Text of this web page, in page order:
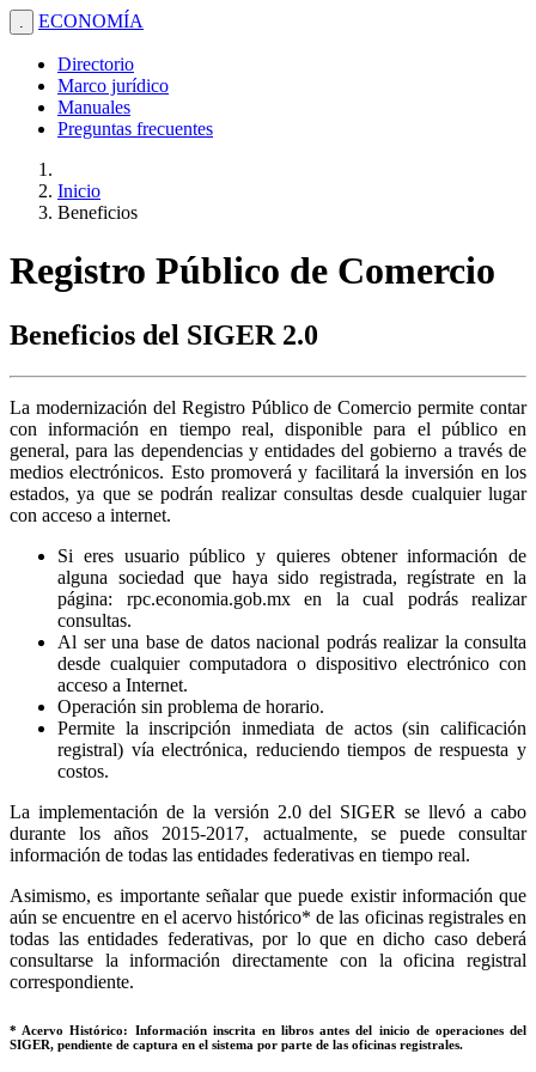
. ECONOMÍA
Directorio
Marco jurídico
Manuales
Preguntas frecuentes
Inicio
Beneficios
Registro Público de Comercio
Beneficios del SIGER 2.0
La modernización del Registro Público de Comercio permite contar
con información en tiempo real, disponible para el público en
general, para las dependencias y entidades del gobierno a través de
medios electrónicos. Esto promoverá y facilitará la inversión en los
estados, ya que se podrán realizar consultas desde cualquier lugar
con acceso a internet.
Si eres usuario público y quieres obtener información de
alguna sociedad que haya sido registrada, regístrate en la
página: rpc.economia.gob.mx en la cual podrás realizar
consultas.
Al ser una base de datos nacional podrás realizar la consulta
desde cualquier computadora o dispositivo electrónico con
acceso a Internet.
Operación sin problema de horario.
Permite la inscripción inmediata de actos (sin calificación
registral) vía electrónica, reduciendo tiempos de respuesta y
costos.
La implementación de la versión 2.0 del SIGER se llevó a cabo
durante los años 2015-2017, actualmente, se puede consultar
información de todas las entidades federativas en tiempo real.
Asimismo, es importante señalar que puede existir información que
aún se encuentre en el acervo histórico* de las oficinas registrales en
todas las entidades federativas, por lo que en dicho caso deberá
consultarse la información directamente con la oficina registral
correspondiente.
* Acervo Histórico: Información inscrita en libros antes del inicio de operaciones del
SIGER, pendiente de captura en el sistema por parte de las oficinas registrales.